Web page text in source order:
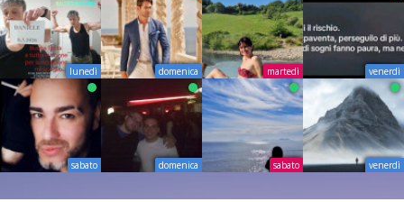
lunedì domenica martedì venerdì
sabato domenica sabato venerdì